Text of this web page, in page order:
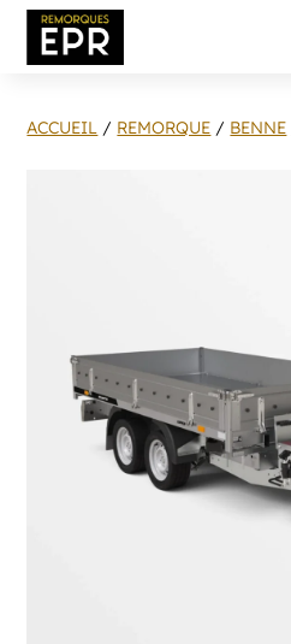
ACCUEIL / REMORQUE / BENNE